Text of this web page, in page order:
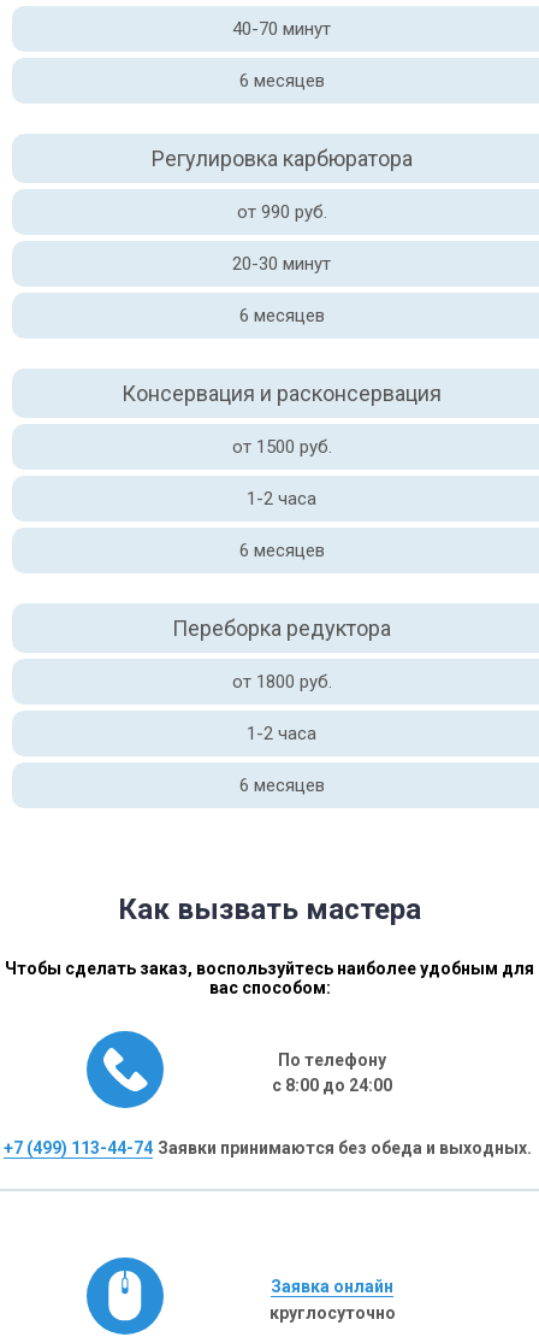
40-70 минут
6 месяцев
Регулировка карбюратора
от 990 руб.
20-30 минут
6 месяцев
Консервация и расконсервация
от 1500 руб.
1-2 часа
6 месяцев
Переборка редуктора
от 1800 руб.
1-2 часа
6 месяцев
Как вызвать мастера
Чтобы сделать заказ, воспользуйтесь наиболее удобным для
вас способом:
По телефону
с 8:00 до 24:00
+7 (499) 113-44-74 Заявки принимаются без обеда и выходных.
Заявка онлайн
круглосуточно